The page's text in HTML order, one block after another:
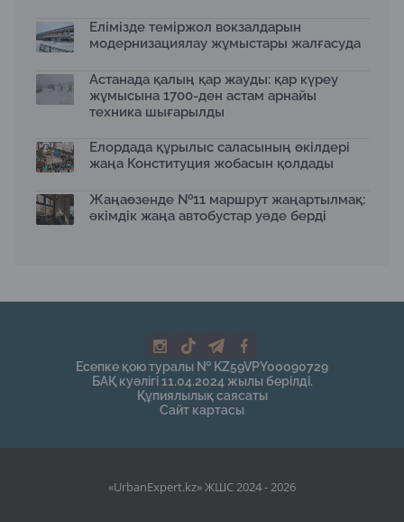
Елімізде теміржол вокзалдарын
модернизациялау жұмыстары жалғасуда
Астанада қалың қар жауды: қар күреу
жұмысына 1700-ден астам арнайы
техника шығарылды
Елордада құрылыс саласының өкілдері
жаңа Конституция жобасын қолдады
Жаңаөзенде №11 маршрут жаңартылмақ:
әкімдік жаңа автобустар уәде берді
Есепке қою туралы № KZ59VPY00090729
БАҚ куәлігі 11.04.2024 жылы берілді.
Құпиялылық саясаты
Сайт картасы
«UrbanExpert.kz» ЖШС 2024 - 2026